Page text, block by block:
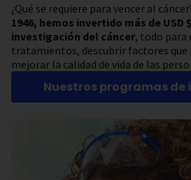
¿Qué se requiere para vencer al
1946, hemos invertido más de USD
investigación del cáncer, todo
tratamientos, descubrir factores que
mejorar la calidad de vida de las
Nuestros programas